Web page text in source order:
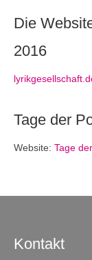
Die
2016
Tage der
Website: Tage
Kontakt